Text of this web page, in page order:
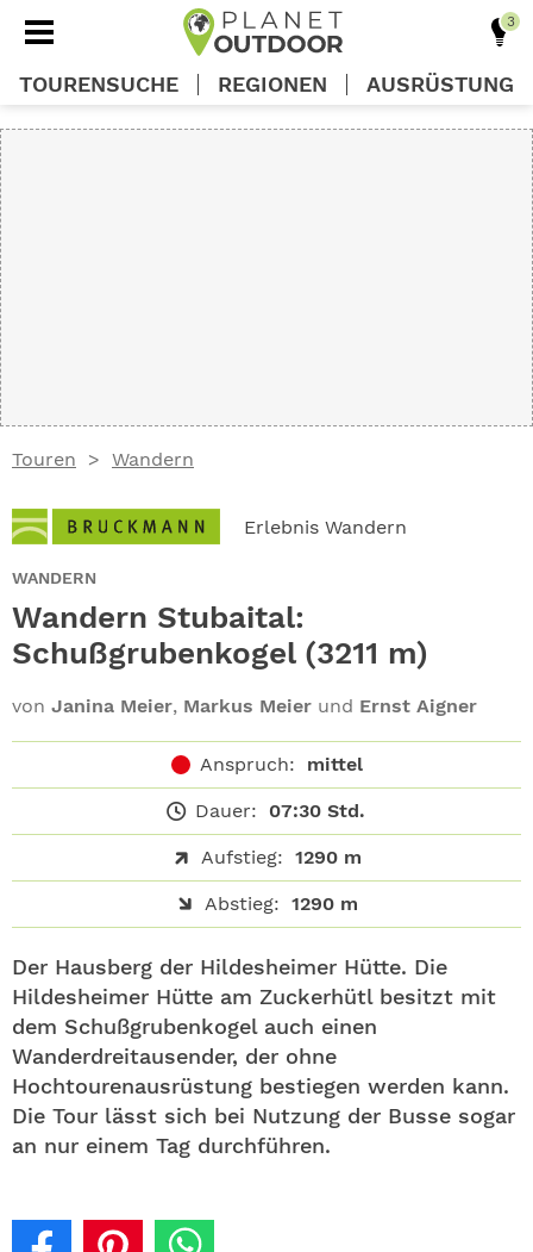
Touren Wandern
Erlebnis Wandern
WANDERN
Wandern Stubaital:
Schußgrubenkogel (3211 m)
von Janina Meier, Markus Meier und Ernst Aigner
Anspruch: mittel
Dauer: 07:30 Std.
Aufstieg: 1290 m
Abstieg: 1290 m
Der Hausberg der Hildesheimer Hütte. Die
Hildesheimer Hütte am Zuckerhütl besitzt mit
dem Schußgrubenkogel auch einen
Wanderdreitausender, der ohne
Hochtourenausrüstung bestiegen werden kann.
Die Tour lässt sich bei Nutzung der Busse sogar
an nur einem Tag durchführen.
TOURENSUCHE REGIONEN AUSRÜSTUNG
ABO
GEWINNEN
NEWSLETTER
SHOP